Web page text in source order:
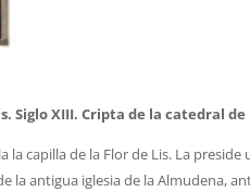
Siglo XIII. Cripta de la catedral
la capilla de la Flor de Lis. La
la antigua iglesia de la Almudena,